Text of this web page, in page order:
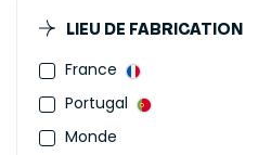
LIEU DE FABRICATION
France
Portugal
Monde